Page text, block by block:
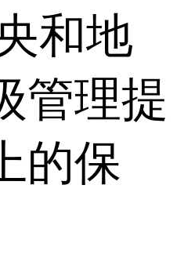
和地
管理提
的保